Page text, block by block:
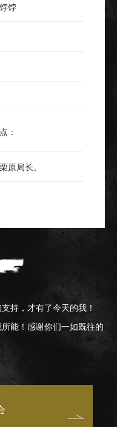
饽
：
原局长。
持，才有了今天的我！
能！感谢你们一如既往的